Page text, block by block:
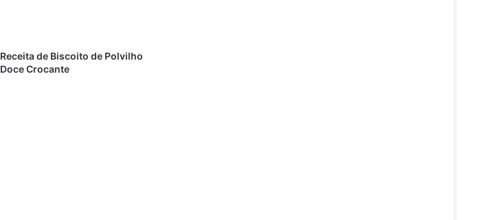
Receita de Biscoito de Polvilho
Doce Crocante